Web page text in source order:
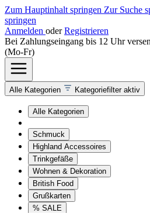
Zum Hauptinhalt springen Zur Suche
springen
Anmelden oder Registrieren
Bei Zahlungseingang bis 12 Uhr
(Mo-Fr)
Alle Kategorien Kategoriefilter aktiv
Alle Kategorien
Schmuck
Highland Accessoires
Trinkgefäße
Wohnen & Dekoration
British Food
Grußkarten
% SALE